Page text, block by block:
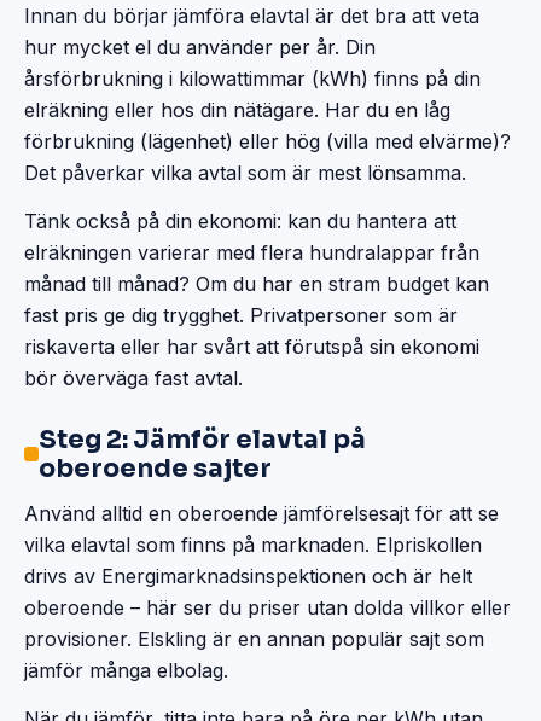
Innan du börjar jämföra elavtal är det bra att veta
hur mycket el du använder per år. Din
årsförbrukning i kilowattimmar (kWh) finns på din
elräkning eller hos din nätägare. Har du en låg
förbrukning (lägenhet) eller hög (villa med elvärme)?
Det påverkar vilka avtal som är mest lönsamma.
Tänk också på din ekonomi: kan du hantera att
elräkningen varierar med flera hundralappar från
månad till månad? Om du har en stram budget kan
fast pris ge dig trygghet. Privatpersoner som är
riskaverta eller har svårt att förutspå sin ekonomi
bör överväga fast avtal.
Steg 2: Jämför elavtal på
oberoende sajter
Använd alltid en oberoende jämförelsesajt för att se
vilka elavtal som finns på marknaden. Elpriskollen
drivs av Energimarknadsinspektionen och är helt
oberoende – här ser du priser utan dolda villkor eller
provisioner. Elskling är en annan populär sajt som
jämför många elbolag.